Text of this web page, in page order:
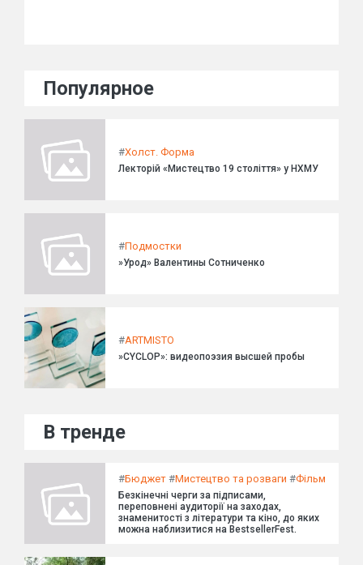
Популярное
#Холст. Форма
Лекторій «Мистецтво 19 століття» у НХМУ
#Подмостки
»Урод» Валентины Сотниченко
#ARTMISTO
»CYCLOP»: видеопоэзия высшей пробы
В тренде
#Бюджет #Мистецтво та розваги #Фільм
Безкінечні черги за підписами,
переповнені аудиторії на заходах,
знаменитості з літератури та кіно, до яких
можна наблизитися на BestsellerFest.